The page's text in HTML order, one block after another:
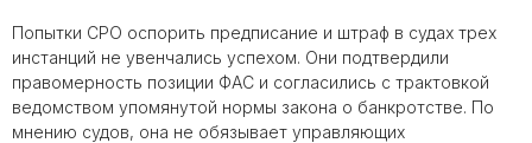
Попытки СРО оспорить предписание и штраф в судах трех
инстанций не увенчались успехом. Они подтвердили
правомерность позиции ФАС и согласились с трактовкой
ведомством упомянутой нормы закона о банкротстве. По
мнению судов, она не обязывает управляющих